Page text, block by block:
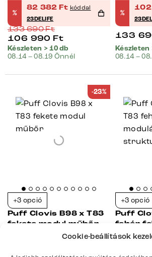
Cookie-beállítások
%
82 382 Ft kóddal
23DELIFE
133 690Ft
106 990 Ft
Készleten > 10 db
08.14 – 08.19 Önnél
%
133
Készleten
08.14 –
-23%
+3 opció
Puff Clovis B98 x T83
fekete modul műbőr
+3 opció
Puff
fehér